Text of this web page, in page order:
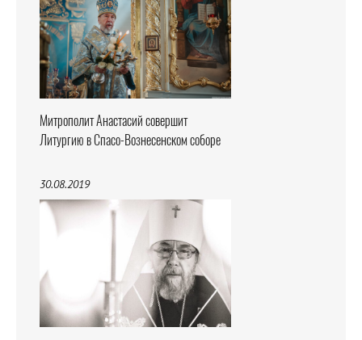
Митрополит Анастасий совершит
Литургию в Спасо-Вознесенском соборе
30.08.2019